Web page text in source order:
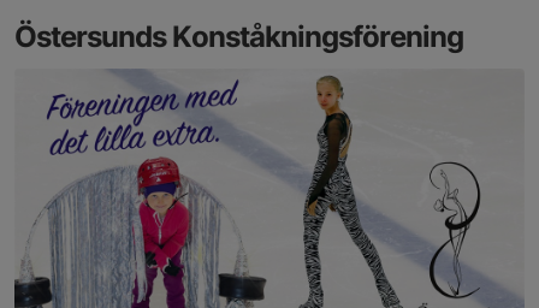
Östersunds Konståkningsförening